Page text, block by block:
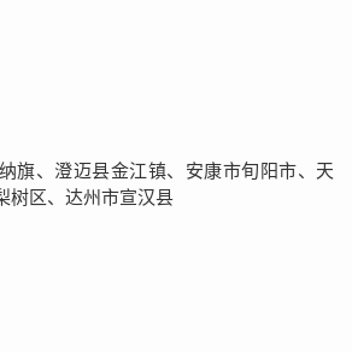
旗、澄迈县金江镇、安康市旬阳市、天
树区、达州市宣汉县